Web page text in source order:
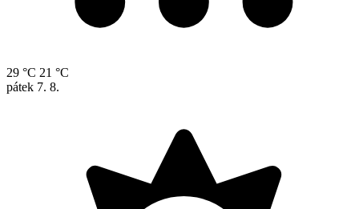
29 °C 21 °C
pátek 7. 8.